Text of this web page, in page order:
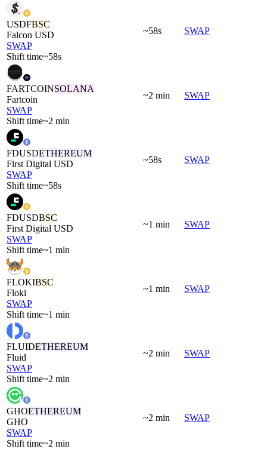
USDFBSC
Falcon USD
SWAP
Shift time~58s
~58s SWAP
FARTCOINSOLANA
Fartcoin
SWAP
Shift time~2 min
~2 min SWAP
FDUSDETHEREUM
First Digital USD
SWAP
Shift time~58s
~58s SWAP
FDUSDBSC
First Digital USD
SWAP
Shift time~1 min
~1 min SWAP
FLOKIBSC
Floki
SWAP
Shift time~1 min
~1 min SWAP
FLUIDETHEREUM
Fluid
SWAP
Shift time~2 min
~2 min SWAP
GHOETHEREUM
GHO
SWAP
Shift time~2 min
~2 min SWAP